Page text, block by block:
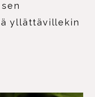
yllättävillekin